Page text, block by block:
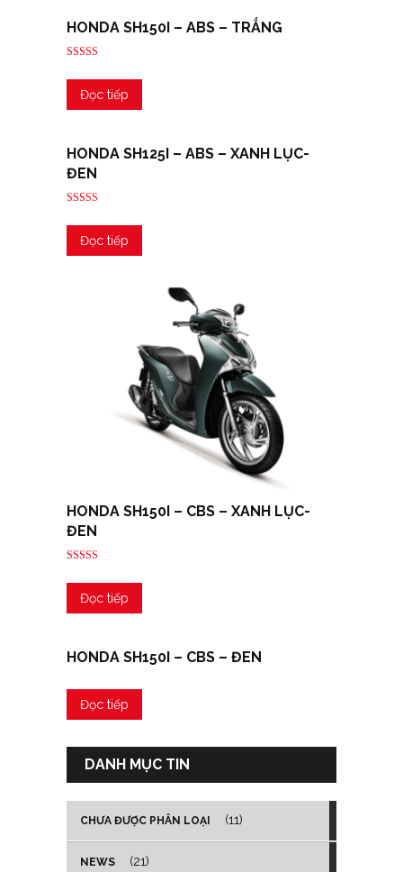
HONDA SH150I – ABS – TRẮNG
hạng
4.00
5 saoĐọc tiếp
HONDA SH125I – ABS – XANH LỤC-
ĐEN
hạng
5.00
5 saoĐọc tiếp
HONDA SH150I – CBS – XANH LỤC-
ĐEN
xếp
hạng
3.00
5 sao
Đọc tiếp
HONDA SH150I – CBS – ĐEN
Đọc tiếp
DANH MỤC TIN
CHƯA ĐƯỢC PHÂN LOẠI (11)
NEWS (21)